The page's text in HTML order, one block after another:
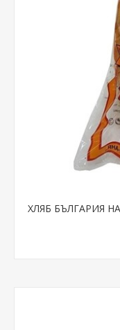
ХЛЯБ БЪЛГАРИЯ